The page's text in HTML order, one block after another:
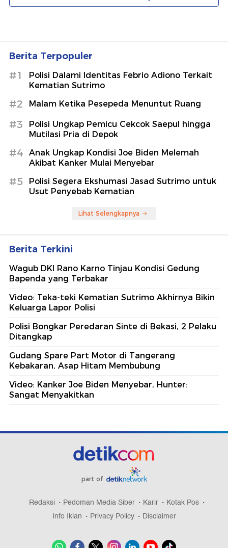
Berita Terpopuler
#1
Polisi Dalami Identitas Febrio Adiono Terkait
Kematian Sutrimo
#2 Malam Ketika Pesepeda Menuntut Ruang
#3
Polisi Ungkap Pemicu Cekcok Saepul hingga
Mutilasi Pria di Depok
#4
Anak Ungkap Kondisi Joe Biden Melemah
Akibat Kanker Mulai Menyebar
#5
Polisi Segera Ekshumasi Jasad Sutrimo untuk
Usut Penyebab Kematian
Lihat Selengkapnya
Berita Terkini
Wagub DKI Rano Karno Tinjau Kondisi Gedung
Bapenda yang Terbakar
Video: Teka-teki Kematian Sutrimo Akhirnya Bikin
Keluarga Lapor Polisi
Polisi Bongkar Peredaran Sinte di Bekasi, 2 Pelaku
Ditangkap
Gudang Spare Part Motor di Tangerang
Kebakaran, Asap Hitam Membubung
Video: Kanker Joe Biden Menyebar, Hunter:
Sangat Menyakitkan
part of
Redaksi Pedoman Media Siber Karir
Kotak Pos
Info Iklan
Privacy Policy Disclaimer